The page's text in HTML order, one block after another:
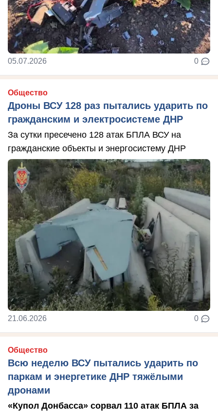
05.07.2026 0
Общество
Дроны ВСУ 128 раз пытались ударить по
гражданским и электросистеме ДНР
За сутки пресечено 128 атак БПЛА ВСУ на
гражданские объекты и энергосистему ДНР
21.06.2026 0
Общество
Всю неделю ВСУ пытались ударить по
паркам и энергетике ДНР тяжёлыми
дронами
«Купол Донбасса» сорвал 110 атак БПЛА за